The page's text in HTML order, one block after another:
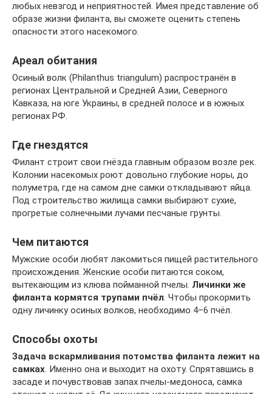
любых невзгод и неприятностей. Имея представление об
образе жизни филанта, вы сможете оценить степень
опасности этого насекомого.
Ареал обитания
Осиный волк (Philanthus triangulum) распространён в
регионах Центральной и Средней Азии, Северного
Кавказа, на юге Украины, в средней полосе и в южных
регионах РФ.
Где гнездятся
Филант строит свои гнёзда главным образом возле рек.
Колонии насекомых роют довольно глубокие норы, до
полуметра, где на самом дне самки откладывают яйца.
Под строительство жилища самки выбирают сухие,
прогретые солнечными лучами песчаные грунты.
Чем питаются
Мужские особи любят лакомиться пищей растительного
происхождения. Женские особи питаются соком,
вытекающим из клюва пойманной пчелы. Личинки же
филанта кормятся трупами пчёл. Чтобы прокормить
одну личинку осиных волков, необходимо 4–6 пчёл.
Способы охоты
Задача вскармливания потомства филанта лежит на
самках. Именно она и выходит на охоту. Спрятавшись в
засаде и почувствовав запах пчелы-медоноса, самка